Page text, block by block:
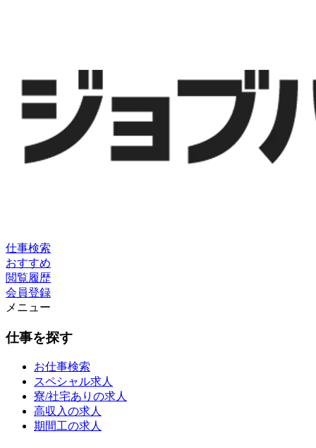
仕事検索
おすすめ
閲覧履歴
会員登録
メニュー
仕事を探す
お仕事検索
スペシャル求人
寮/社宅ありの求人
高収入の求人
期間工の求人